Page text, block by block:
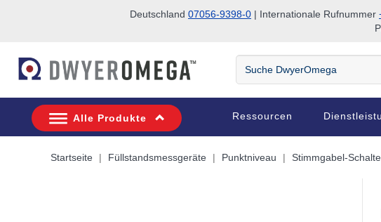
Deutschland 07056-9398-0 | Internationale Rufnummer
Suche
DwyerOmega
Alle Produkte Ressourcen
Startseite Füllstandsmessgeräte Punktniveau Stimmgabel-